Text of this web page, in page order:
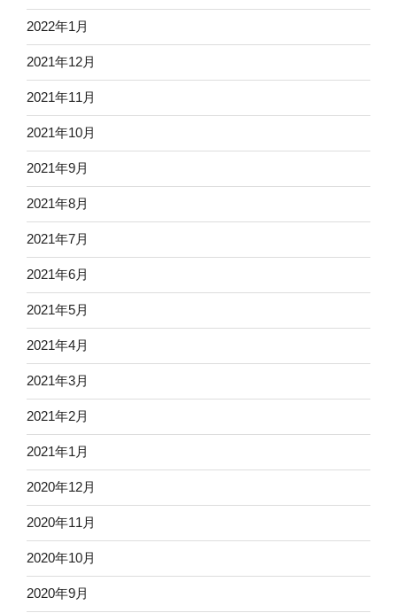
2022年1月
2021年12月
2021年11月
2021年10月
2021年9月
2021年8月
2021年7月
2021年6月
2021年5月
2021年4月
2021年3月
2021年2月
2021年1月
2020年12月
2020年11月
2020年10月
2020年9月